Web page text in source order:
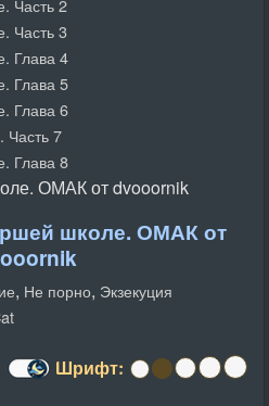
Часть 2
Часть 3
Глава 4
Глава 5
Глава 6
Часть 7
Глава 8
ОМАК от dvooornik
школе. ОМАК от
, Не порно, Экзекуция
Шрифт: